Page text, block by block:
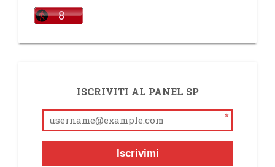
ISCRIVITI AL PANEL SP
*
Iscrivimi